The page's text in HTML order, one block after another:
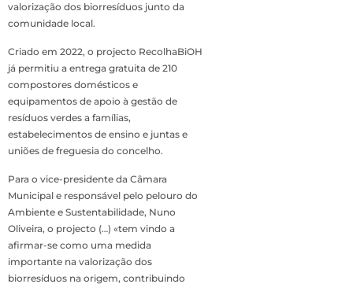
valorização dos biorresíduos junto da
comunidade local.
Criado em 2022, o projecto RecolhaBiOH
já permitiu a entrega gratuita de 210
compostores domésticos e
equipamentos de apoio à gestão de
resíduos verdes a famílias,
estabelecimentos de ensino e juntas e
uniões de freguesia do concelho.
Para o vice-presidente da Câmara
Municipal e responsável pelo pelouro do
Ambiente e Sustentabilidade, Nuno
Oliveira, o projecto (…) «tem vindo a
afirmar-se como uma medida
importante na valorização dos
biorresíduos na origem, contribuindo